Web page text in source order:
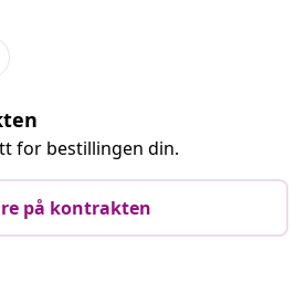
for bestillingen din.
på kontrakten